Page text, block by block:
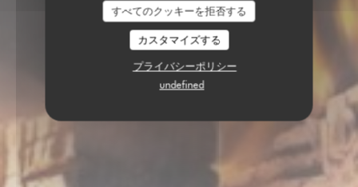
すべてのクッキーを拒否する
カスタマイズする
プライバシーポリシー
undefined